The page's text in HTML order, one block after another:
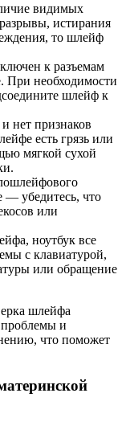
видимых
истирания
то шлейф
к разъемам
При необходимости
шлейф к
нет признаков
есть грязь или
мягкой сухой
— убедитесь, что
или
ноутбук все
с клавиатурой,
или обращение
шлейфа
и
что поможет